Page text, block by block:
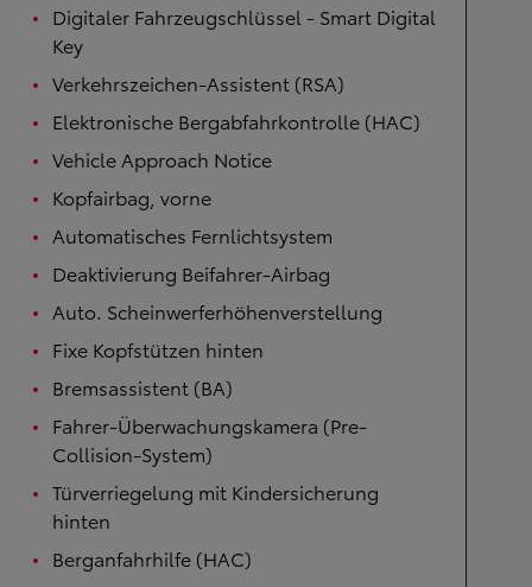
Digitaler Fahrzeugschlüssel - Smart Digital
Key
Verkehrszeichen-Assistent (RSA)
Elektronische Bergabfahrkontrolle (HAC)
Vehicle Approach Notice
Kopfairbag, vorne
Automatisches Fernlichtsystem
Deaktivierung Beifahrer-Airbag
Auto. Scheinwerferhöhenverstellung
Fixe Kopfstützen hinten
Bremsassistent (BA)
Fahrer-Überwachungskamera (Pre-
Collision-System)
Türverriegelung mit Kindersicherung
hinten
Berganfahrhilfe (HAC)